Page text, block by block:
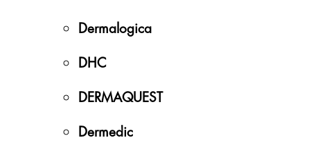
Dermalogica
DHC
DERMAQUEST
Dermedic